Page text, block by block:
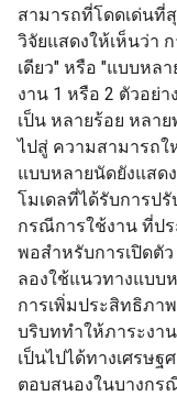
สามารถที่โดดเด่นที่
วิจัยแสดงให้เห็นว่า
เดียว" หรือ "แบบหล
งาน 1 หรือ 2 ตัวอย่
เป็น หลายร้อย หลา
ไปสู่ ความสามารถใ
แบบหลายนัดยังแสด
โมเดลที่ได้รับการป
กรณีการใช้งาน ที่ปร
พอสำหรับการเปิดตั
ลองใช้แนวทางแบบ
การเพิ่มประสิทธิภา
บริบททำให้ภาระงา
เป็นไปได้ทางเศรษ
ตอบสนองในบางกร